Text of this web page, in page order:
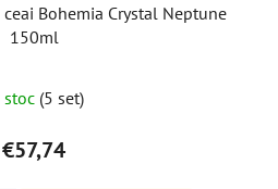
Bohemia Crystal Neptune
150ml
(5 set)
€57,74